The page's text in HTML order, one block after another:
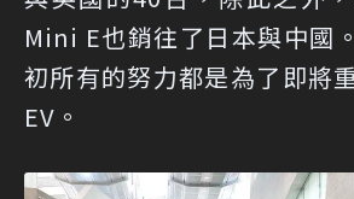
Mini E也銷往了日本與中國
初所有的努力都是為了即將
EV。